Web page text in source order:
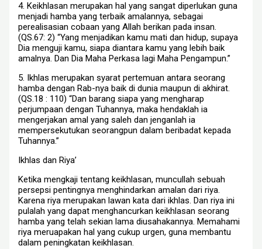
4. Keikhlasan merupakan hal yang sangat diperlukan guna
menjadi hamba yang terbaik amalannya, sebagai
perealisasian cobaan yang Allah berikan pada insan.
(QS.67: 2) “Yang menjadikan kamu mati dan hidup, supaya
Dia menguji kamu, siapa diantara kamu yang lebih baik
amalnya. Dan Dia Maha Perkasa lagi Maha Pengampun.”
5. Ikhlas merupakan syarat pertemuan antara seorang
hamba dengan Rab-nya baik di dunia maupun di akhirat.
(QS.18 : 110) “Dan barang siapa yang mengharap
perjumpaan dengan Tuhannya, maka hendaklah ia
mengerjakan amal yang saleh dan jenganlah ia
mempersekutukan seorangpun dalam beribadat kepada
Tuhannya.”
Ikhlas dan Riya’
Ketika mengkaji tentang keikhlasan, muncullah sebuah
persepsi pentingnya menghindarkan amalan dari riya.
Karena riya merupakan lawan kata dari ikhlas. Dan riya ini
pulalah yang dapat menghancurkan keikhlasan seorang
hamba yang telah sekian lama diusahakannya. Memahami
riya meruapakan hal yang cukup urgen, guna membantu
dalam peningkatan keikhlasan.